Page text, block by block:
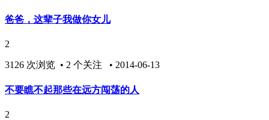
爸爸，这辈子我做你女儿
2
3126 次浏览 • 2 个关注 • 2014-06-13
不要瞧不起那些在远方闯荡的人
2